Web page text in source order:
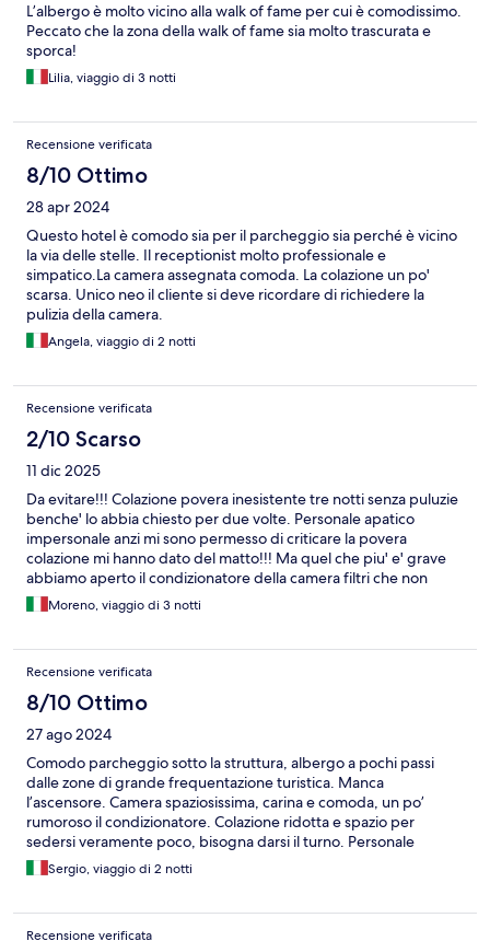
L’albergo è molto vicino alla walk of fame per cui è comodissimo.
Peccato che la zona della walk of fame sia molto trascurata e
sporca!
Lilia, viaggio di 3 notti
Recensione verificata
8/10 Ottimo
28 apr 2024
Questo hotel è comodo sia per il parcheggio sia perché è vicino
la via delle stelle. Il receptionist molto professionale e
simpatico.La camera assegnata comoda. La colazione un po'
scarsa. Unico neo il cliente si deve ricordare di richiedere la
pulizia della camera.
Angela, viaggio di 2 notti
Recensione verificata
2/10 Scarso
11 dic 2025
Da evitare!!! Colazione povera inesistente tre notti senza puluzie
benche' lo abbia chiesto per due volte. Personale apatico
impersonale anzi mi sono permesso di criticare la povera
colazione mi hanno dato del matto!!! Ma quel che piu' e' grave
abbiamo aperto il condizionatore della camera filtri che non
vengono puliti da anni molto pericolosi pieni di incrostazioni mi
sono ammalato certamente da un virus fuoriuscito da li!!! PER LA
Moreno, viaggio di 3 notti
Recensione verificata
8/10 Ottimo
27 ago 2024
Comodo parcheggio sotto la struttura, albergo a pochi passi
dalle zone di grande frequentazione turistica. Manca
l’ascensore. Camera spaziosissima, carina e comoda, un po’
rumoroso il condizionatore. Colazione ridotta e spazio per
sedersi veramente poco, bisogna darsi il turno. Personale
gentile. C’è la possibilità di avere la consegna del cibo in camera.
Sergio, viaggio di 2 notti
Recensione verificata